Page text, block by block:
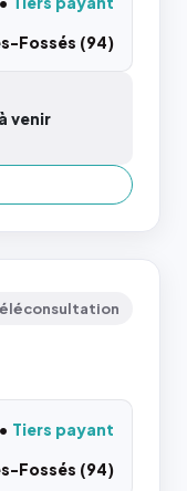
Fossés (94)
venir
Tiers payant
Fossés (94)